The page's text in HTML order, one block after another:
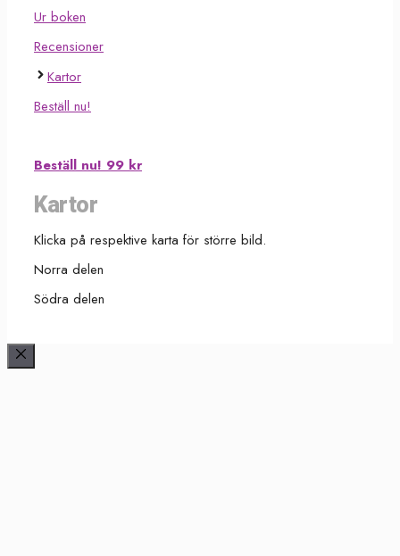
Ur boken
Recensioner
Kartor
Beställ nu!
Beställ nu! 99 kr
Kartor
Klicka på respektive karta för större bild.
Norra delen
Södra delen
Stäng